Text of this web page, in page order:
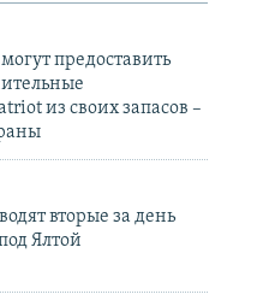
предоставить
из своих запасов –
вторые за день
Ялтой